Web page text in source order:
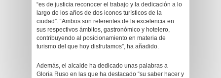
“es de justicia reconocer el trabajo y la dedicación a lo
largo de los años de dos iconos turísticos de la
ciudad”. “Ambos son referentes de la excelencia en
sus respectivos ámbitos, gastronómico y hotelero,
contribuyendo al posicionamiento en materia de
turismo del que hoy disfrutamos”, ha añadido.
Además, el alcalde ha dedicado unas palabras a
Gloria Ruso en las que ha destacado “su saber hacer y